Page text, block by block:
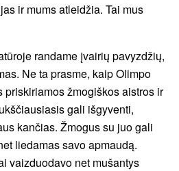
ir mums atleidžia. Tai mus
randame įvairių pavyzdžių,
Ne ta prasme, kaip Olimpo
priskiriamos žmogiškos aistros ir
gali išgyventi,
kančias. Žmogus su juo gali
liedamas savo apmaudą.
vaizduodavo net mušantys